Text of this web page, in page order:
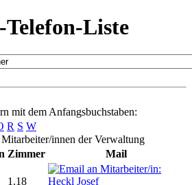
Liste
mit dem Anfangsbuchstaben:
R S W
innen der Verwaltung
Zimmer
Mail
1.18